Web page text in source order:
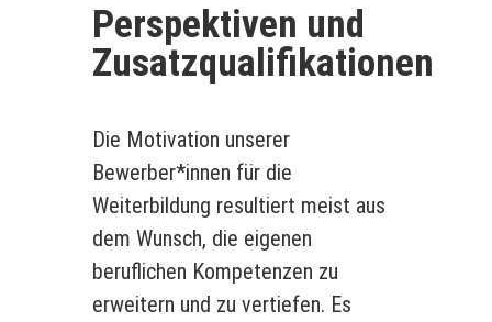
Perspektiven und
Zusatzqualifikationen
Die Motivation unserer
Bewerber*innen für die
Weiterbildung resultiert meist aus
dem Wunsch, die eigenen
beruflichen Kompetenzen zu
erweitern und zu vertiefen. Es